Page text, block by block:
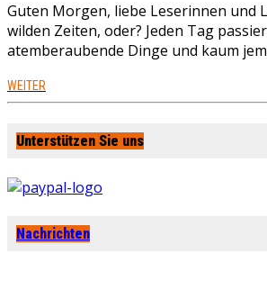
Guten Morgen, liebe Leserinnen und
wilden Zeiten, oder? Jeden Tag
atemberaubende Dinge und kaum
WEITER
Unterstützen Sie uns
Nachrichten